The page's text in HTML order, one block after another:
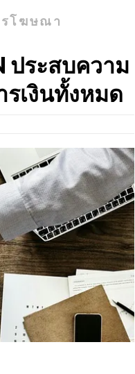
โฆษณา
ประสบความ
รเงินทั้งหมด